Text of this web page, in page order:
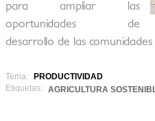
para ampliar las
oportunidades de
desarrollo de las
Tema:
PRODUCTIVIDAD
Etiquetas:
AGRICULTURA